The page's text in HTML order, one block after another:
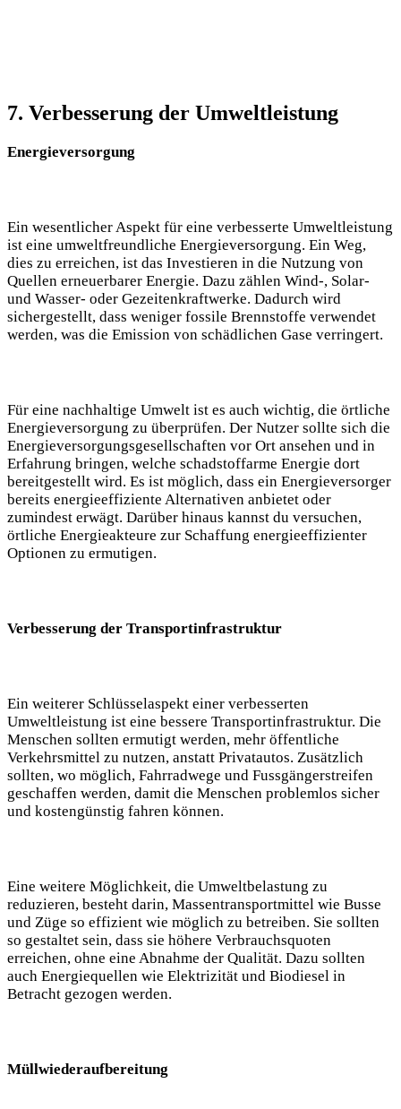
7. Verbesserung der Umweltleistung
Energieversorgung
Ein wesentlicher Aspekt für eine verbesserte Umweltleistung
ist eine umweltfreundliche Energieversorgung. Ein⁢ Weg,‍
dies⁣ zu erreichen, ist das Investieren in die Nutzung von ​
Quellen erneuerbarer Energie.⁤ Dazu zählen Wind-, Solar-
und Wasser- oder Gezeitenkraftwerke.​ Dadurch ⁢wird
sichergestellt, dass weniger fossile Brennstoffe verwendet
werden, ⁢was die Emission von schädlichen Gase verringert.
Für eine nachhaltige Umwelt ist es ⁣auch wichtig, die örtliche
Energieversorgung zu⁣ überprüfen. Der Nutzer sollte sich die
Energieversorgungsgesellschaften vor⁤ Ort ansehen ‍und in
Erfahrung bringen, welche schadstoffarme ​Energie dort
bereitgestellt wird. Es ist möglich, dass ein Energieversorger
bereits energieeffiziente Alternativen anbietet ⁣oder
zumindest ⁤erwägt. Darüber hinaus kannst du versuchen,
örtliche Energieakteure zur Schaffung energieeffizienter
Optionen zu ermutigen.
Verbesserung der⁢ Transportinfrastruktur
Ein weiterer Schlüsselaspekt einer verbesserten
Umweltleistung ist eine bessere Transportinfrastruktur. Die
Menschen ⁤sollten ermutigt werden, mehr öffentliche
Verkehrsmittel zu nutzen,⁤ anstatt Privatautos. ​Zusätzlich
sollten, ⁤wo ⁣möglich, Fahrradwege und Fussgängerstreifen
geschaffen werden,‍ damit ⁣die Menschen problemlos sicher
und ‌kostengünstig fahren können.
Eine weitere Möglichkeit, die ⁢Umweltbelastung zu⁤
reduzieren, besteht darin, Massentransportmittel wie Busse
und​ Züge so ‌effizient wie möglich zu betreiben. Sie sollten
so gestaltet sein, dass sie höhere Verbrauchsquoten
erreichen, ohne eine Abnahme der Qualität. Dazu sollten
auch Energiequellen wie ​Elektrizität und‌ Biodiesel in⁤
Betracht gezogen werden.
Müllwiederaufbereitung